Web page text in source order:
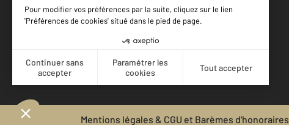
Achat
10
Location
Mentions légales & CGU et Barèmes d'honoraires